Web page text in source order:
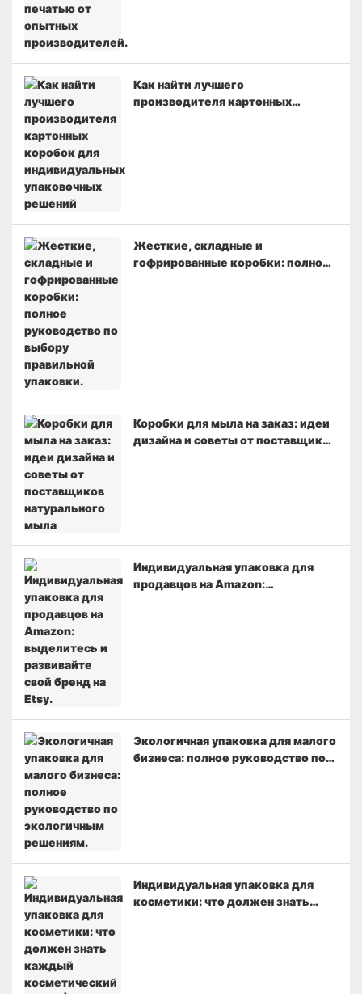
Как найти лучшего
производителя картонных
Жесткие, складные и
гофрированные коробки: полное
Коробки для мыла на заказ: идеи
дизайна и советы от поставщиков
Индивидуальная упаковка для
продавцов на Amazon:
Экологичная упаковка для малого
бизнеса: полное руководство по
Индивидуальная упаковка для
косметики: что должен знать